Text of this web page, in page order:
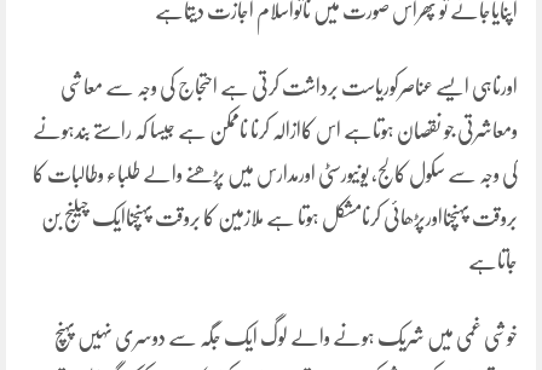
اپنایاجائے تو پھراس صورت میں ناتواسلام اجازت دیتاہے
اورناہی ایسے عناصرکوریاست برداشت کرتی ہے احتجاج کی وجہ سے معاشی
ومعاشرتی جو نقصان ہوتاہے اس کاازالہ کرنا ناممکن ہے جیسا کہ راستے بندہونے
کی وجہ سے سکول کالج، یونیورسٹی اورمدارس میں پڑھنے والے طلباء وطالبات کا
بروقت پہنچنااورپڑھائی کرنامشکل ہوتا ہے ملازمین کا بروقت پہنچناایک چیلنج بن
جاتاہے
خوشی غمی میں شریک ہونے والے لوگ ایک جگہ سے دوسری نہیں پہنچ